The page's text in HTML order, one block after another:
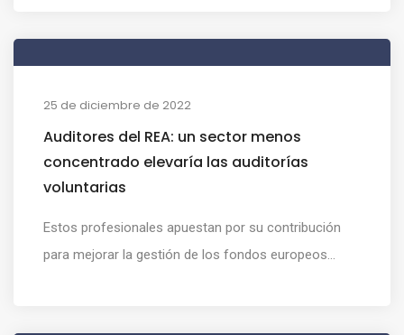
25 de diciembre de 2022
Auditores del REA: un sector menos
concentrado elevaría las auditorías
voluntarias
Estos profesionales apuestan por su contribución
para mejorar la gestión de los fondos europeos...